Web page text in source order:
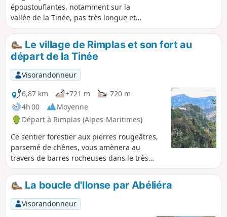
époustouflantes, notamment sur la
vallée de la Tinée, pas très longue et
facile. Il faut compter entre 3h et 3h30
pour faire ce sublime parcours tout à
fait à la mesure de marcheurs moyens
mais entraînés. Par ailleurs, il n'y a
aucune difficulté d'orientation sur cet
itinéraire bien balisé. L'été, il vaudra
mieux faire ce circuit dans le sens
horaire.
Le village de Rimplas et son fort au
départ de la Tinée
Visorandonneur
6,87 km
+721 m
-720 m
4h 00
Moyenne
Départ à Rimplas (Alpes-Maritimes)
Ce sentier forestier aux pierres rougeâtres,
parsemé de chênes, vous amènera au
travers de barres rocheuses dans le très
beau village de Rimplas, véritable écrin
perché sur les hauteurs de la Tinée. Les
installations du fort sont au profit des
visiteurs que nous sommes. Le sentier
retour traverse une belle châtaigneraie
La boucle d'Ilonse par Abéliéra
Visorandonneur